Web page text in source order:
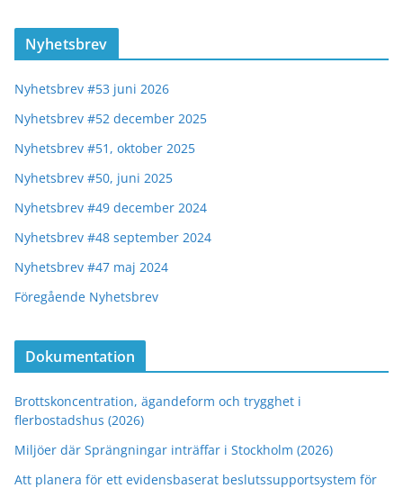
Nyhetsbrev
Nyhetsbrev #53 juni 2026
Nyhetsbrev #52 december 2025
Nyhetsbrev #51, oktober 2025
Nyhetsbrev #50, juni 2025
Nyhetsbrev #49 december 2024
Nyhetsbrev #48 september 2024
Nyhetsbrev #47 maj 2024
Föregående Nyhetsbrev
Dokumentation
Brottskoncentration, ägandeform och trygghet i
flerbostadshus (2026)
Miljöer där Sprängningar inträffar i Stockholm (2026)
Att planera för ett evidensbaserat beslutssupportsystem för